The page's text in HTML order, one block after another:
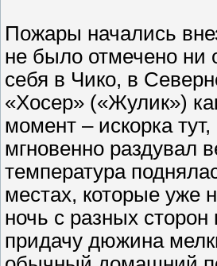
Пожары начались
не было отмечено ни
себя в Чико, в
«Хосер» («Жулик»)
момент – искорка
мгновенно раздувал
температура
местах, которые уже
ночь с разных
придачу дюжина